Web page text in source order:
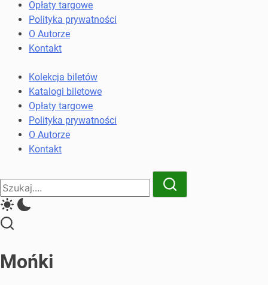
komunikacji
miejskiej
kolejowych
Opłaty targowe
Polityka prywatności
O Autorze
Kontakt
Kolekcja biletów
Katalogi biletowe
Opłaty targowe
Polityka prywatności
O Autorze
Kontakt
Close
Search
Search
Mońki